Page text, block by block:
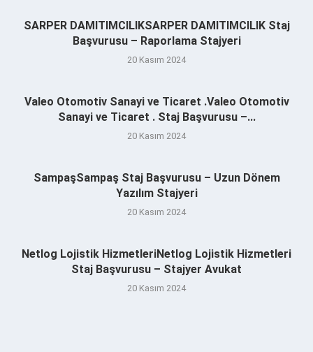
SARPER DAMITIMCILIKSARPER DAMITIMCILIK Staj
Başvurusu – Raporlama Stajyeri
20 Kasım 2024
Valeo Otomotiv Sanayi ve Ticaret .Valeo Otomotiv
Sanayi ve Ticaret . Staj Başvurusu –...
20 Kasım 2024
SampaşSampaş Staj Başvurusu – Uzun Dönem
Yazılım Stajyeri
20 Kasım 2024
Netlog Lojistik HizmetleriNetlog Lojistik Hizmetleri
Staj Başvurusu – Stajyer Avukat
20 Kasım 2024